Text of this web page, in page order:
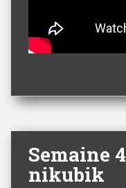
Semaine 4
nikubik